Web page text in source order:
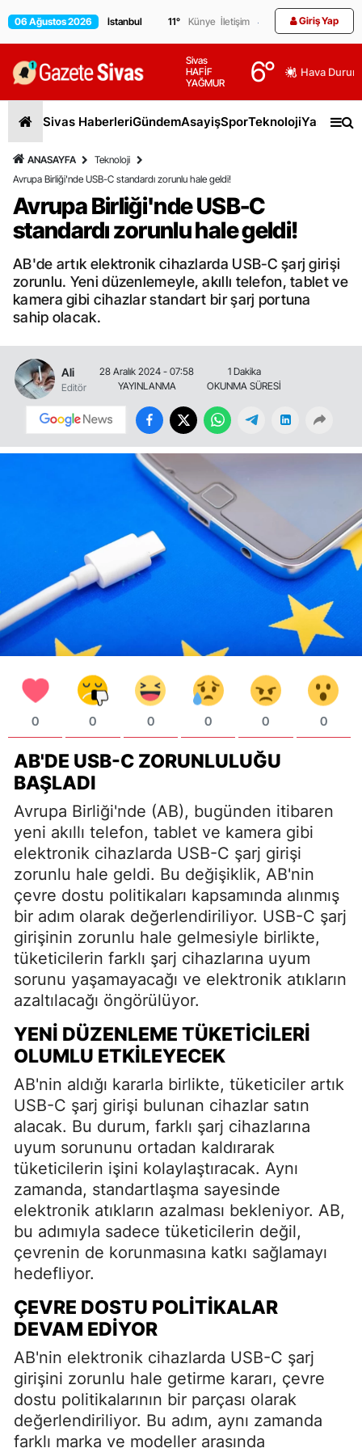
06 Ağustos 2026 11° Künye İletişim Giriş Yap
Sivas
HAFİF
YAĞMUR
6° Hava
Sivas HaberleriGündemAsayişSporTeknolojiYaşam
ANASAYFA
Teknoloji
Avrupa Birliği'nde USB-C standardı zorunlu hale geldi!
Avrupa Birliği'nde USB-C
standardı zorunlu hale geldi!
AB'de artık elektronik cihazlarda USB-C şarj girişi
zorunlu. Yeni düzenlemeyle, akıllı telefon, tablet ve
kamera gibi cihazlar standart bir şarj portuna
sahip olacak.
Ali
Editör
28 Aralık 2024 - 07:58
YAYINLANMA
1 Dakika
OKUNMA SÜRESİ
0 0 0 0 0 0
AB'DE USB-C ZORUNLULUĞU
BAŞLADI
Avrupa Birliği'nde (AB), bugünden itibaren
yeni akıllı telefon, tablet ve kamera gibi
elektronik cihazlarda USB-C şarj girişi
zorunlu hale geldi. Bu değişiklik, AB'nin
çevre dostu politikaları kapsamında alınmış
bir adım olarak değerlendiriliyor. USB-C şarj
girişinin zorunlu hale gelmesiyle birlikte,
tüketicilerin farklı şarj cihazlarına uyum
sorunu yaşamayacağı ve elektronik atıkların
azaltılacağı öngörülüyor.
YENI DÜZENLEME TÜKETICILERI
OLUMLU ETKILEYECEK
AB'nin aldığı kararla birlikte, tüketiciler artık
USB-C şarj girişi bulunan cihazlar satın
alacak. Bu durum, farklı şarj cihazlarına
uyum sorununu ortadan kaldırarak
tüketicilerin işini kolaylaştıracak. Aynı
zamanda, standartlaşma sayesinde
elektronik atıkların azalması bekleniyor. AB,
bu adımıyla sadece tüketicilerin değil,
çevrenin de korunmasına katkı sağlamayı
hedefliyor.
ÇEVRE DOSTU POLITIKALAR
DEVAM EDIYOR
AB'nin elektronik cihazlarda USB-C şarj
girişini zorunlu hale getirme kararı, çevre
dostu politikalarının bir parçası olarak
değerlendiriliyor. Bu adım, aynı zamanda
farklı marka ve modeller arasında